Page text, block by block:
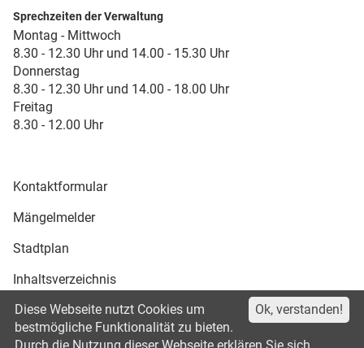
Sprechzeiten der Verwaltung
Montag - Mittwoch
8.30 - 12.30 Uhr und 14.00 - 15.30 Uhr
Donnerstag
8.30 - 12.30 Uhr und 14.00 - 18.00 Uhr
Freitag
8.30 - 12.00 Uhr
Kontaktformular
Mängelmelder
Stadtplan
Inhaltsverzeichnis
Druckansicht
Ok, verstanden!
Diese Webseite nutzt Cookies um
bestmögliche Funktionalität zu bieten.